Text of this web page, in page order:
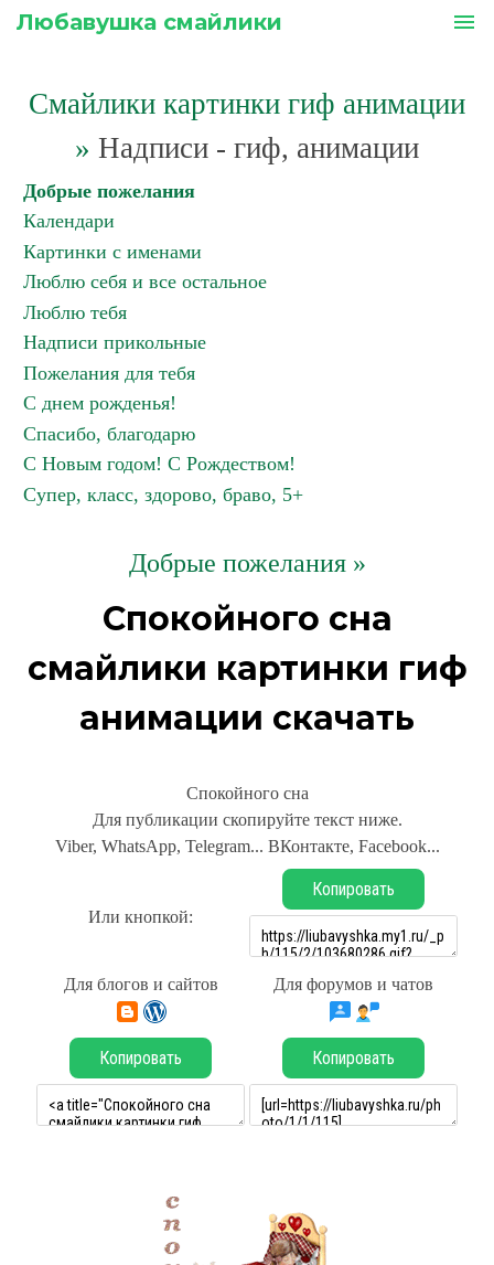
Любавушка смайлики menu
Смайлики картинки гиф анимации
» Надписи - гиф, анимации
Добрые пожелания
Календари
Картинки с именами
Люблю себя и все остальное
Люблю тебя
Надписи прикольные
Пожелания для тебя
С днем рожденья!
Спасибо, благодарю
С Новым годом! С Рождеством!
Супер, класс, здорово, браво, 5+
Добрые пожелания »
Спокойного сна
смайлики картинки гиф
анимации скачать
Спокойного сна
Для публикации скопируйте текст ниже.
Viber, WhatsApp, Telegram... ВКонтакте, Facebook...
Или кнопкой:
Копировать
Для блогов и сайтов Для форумов и чатов
Копировать Копировать